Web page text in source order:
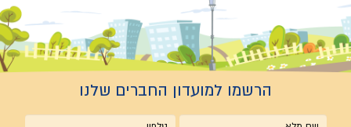
הרשמו למועדון החברים שלנו